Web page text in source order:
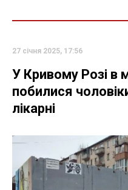
27 січня 2025, 17:56
У Кривому Розі в
побилися
лікарні